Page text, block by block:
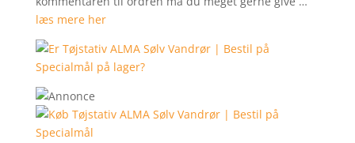
læs mere her